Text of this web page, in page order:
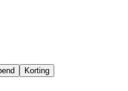
Korting